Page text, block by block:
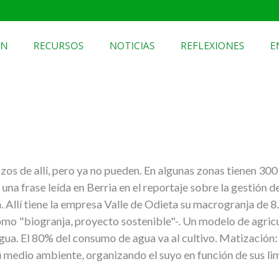
RECURSOS NOTICIAS REFLEXIONES
de allí, pero ya no pueden. En algunas zonas tienen
frase leída en Berria en el reportaje sobre la gestión
tiene la empresa Valle de Odieta su macrogranja de
"biogranja, proyecto sostenible"-. Un modelo de
El 80% del consumo de agua va al cultivo.
ambiente, organizando el suyo en función de sus